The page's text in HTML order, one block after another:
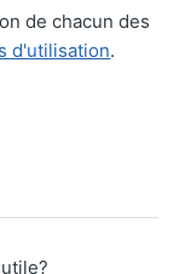
de chacun des
d'utilisation.